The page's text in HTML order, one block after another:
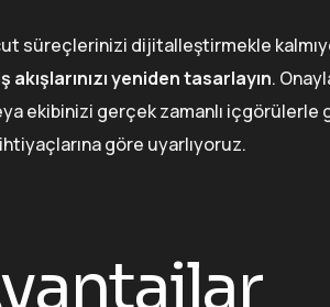
süreçlerinizi dijitalleştirmekle
akışlarınızı yeniden tasarlayın.
ekibinizi gerçek zamanlı
göre uyarlıyoruz.